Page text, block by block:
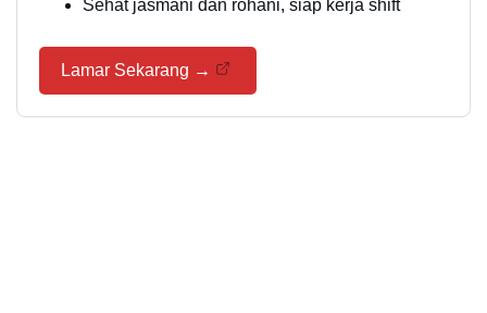
Sehat jasmani dan rohani, siap kerja shift
Lamar Sekarang →